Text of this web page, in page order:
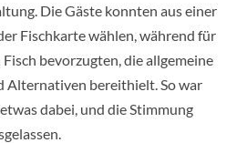
Die Gäste konnten aus einer
Fischkarte wählen, während für
bevorzugten, die allgemeine
Alternativen bereithielt. So war
dabei, und die Stimmung